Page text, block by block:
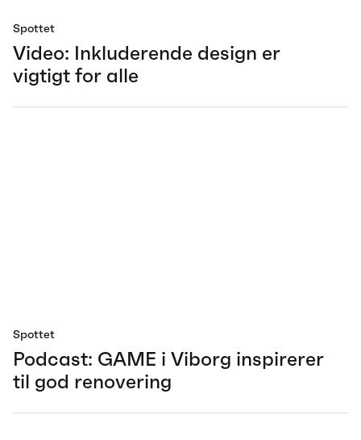
Spottet
Video: Inkluderende design er
vigtigt for alle
Spottet
Podcast: GAME i Viborg inspirerer
til god renovering